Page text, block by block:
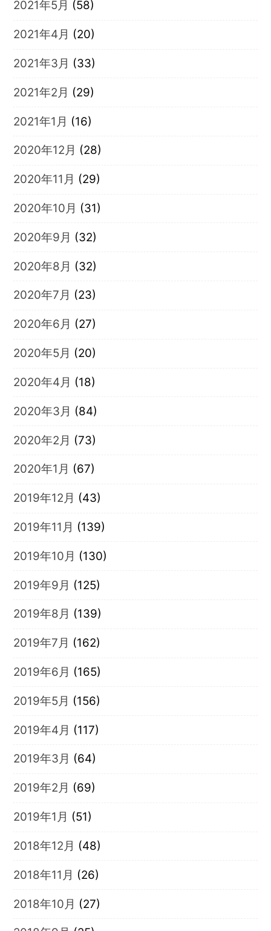
2021年5月 (58)
2021年4月 (20)
2021年3月 (33)
2021年2月 (29)
2021年1月 (16)
2020年12月 (28)
2020年11月 (29)
2020年10月 (31)
2020年9月 (32)
2020年8月 (32)
2020年7月 (23)
2020年6月 (27)
2020年5月 (20)
2020年4月 (18)
2020年3月 (84)
2020年2月 (73)
2020年1月 (67)
2019年12月 (43)
2019年11月 (139)
2019年10月 (130)
2019年9月 (125)
2019年8月 (139)
2019年7月 (162)
2019年6月 (165)
2019年5月 (156)
2019年4月 (117)
2019年3月 (64)
2019年2月 (69)
2019年1月 (51)
2018年12月 (48)
2018年11月 (26)
2018年10月 (27)